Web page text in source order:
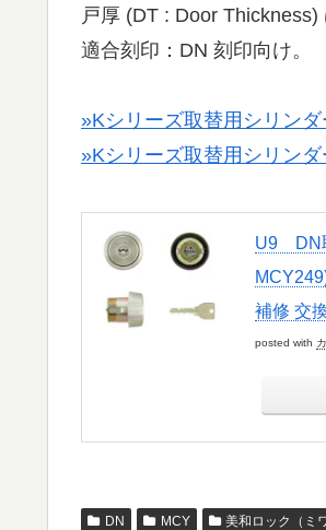
戸厚 (DT : Door Thickness)
適合刻印：DN 刻印向け。
»Kシリーズ取替用シリンダ
»Kシリーズ取替用シリンダ
U9 DN
補修 交
posted with
DN MCY 美和ロック（ミ